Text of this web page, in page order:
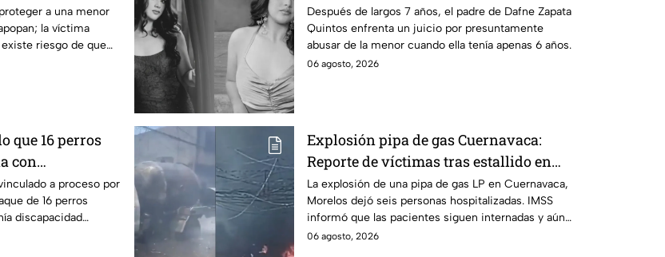
a una menor
la víctima
riesgo de que
cometido en 2019 en Tamaulipas
Después de largos 7 años, el padre de Dafne Zapata
Quintos enfrenta un juicio por presuntamente
abusar de la menor cuando ella tenía apenas 6 años.
06 agosto, 2026
que 16 perros
con
BCa proceso por
de 16 perros
discapacidad
Explosión pipa de gas Cuernavaca:
Reporte de víctimas tras estallido en
Morelos
La explosión de una pipa de gas LP en Cuernavaca,
Morelos dejó seis personas hospitalizadas. IMSS
informó que las pacientes siguen internadas y aún
no hay parte médico.
06 agosto, 2026